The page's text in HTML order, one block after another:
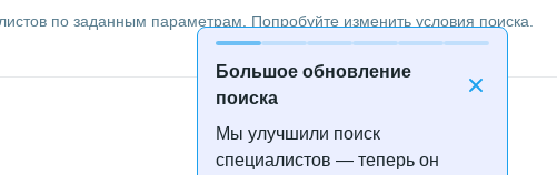
Большое обновление
поиска
Мы улучшили поиск
специалистов — теперь он
по заданным параметрам. Попробуйте изменить условия поиска.